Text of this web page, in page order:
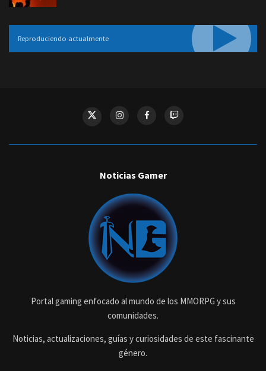
Reproduciendo actualmente
Noticias Gamer
Portal gaming enfocado al mundo de los MMORPG y sus
comunidades.
Noticias, actualizaciones, guías y curiosidades de este fascinante
género.